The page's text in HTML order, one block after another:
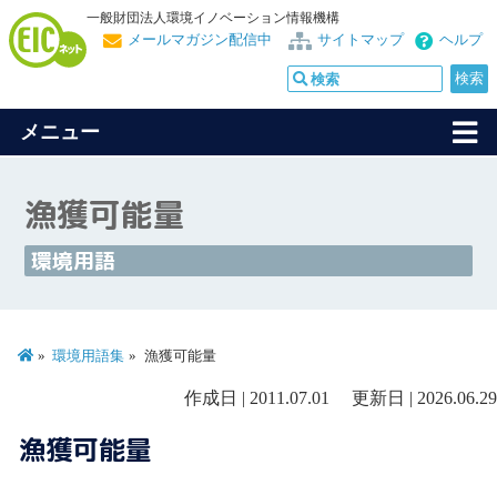
一般財団法人環境イノベーション情報機構
ヘルプ
サイトマップ
メールマガジン配信中
メニュー
漁獲可能量
環境用語
環境用語集 漁獲可能量
作成日 | 2011.07.01 更新日 | 2026.06.29
漁獲可能量